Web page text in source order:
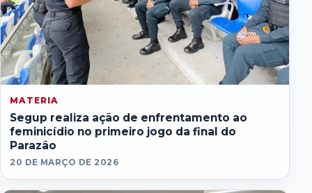
MATERIA
Segup realiza ação de enfrentamento ao
feminicídio no primeiro jogo da final do
Parazão
20 DE MARÇO DE 2026